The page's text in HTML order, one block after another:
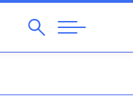
Pesquisar
Abrir
Navegação